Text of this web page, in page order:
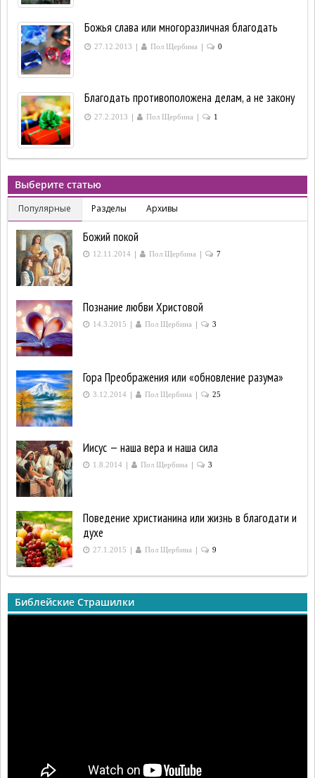
Божья слава или многоразличная благодать
27.12.2013 | Пол Щербина | 0
Благодать противоположена делам, а не закону
27.2.2013 | Пол Щербина | 1
Выберите статью
Популярные Разделы Архивы
Божий покой
12.11.2014 | Пол Щербина | 7
Познание любви Христовой
14.3.2015 | Пол Щербина | 3
Гора Преображения или «обновление разума»
3.12.2014 | Пол Щербина | 25
Иисус — наша вера и наша сила
1.8.2014 | Пол Щербина | 3
Поведение христианина или жизнь в благодати и
духе
27.1.2015 | Пол Щербина | 9
Библейские Страшилки